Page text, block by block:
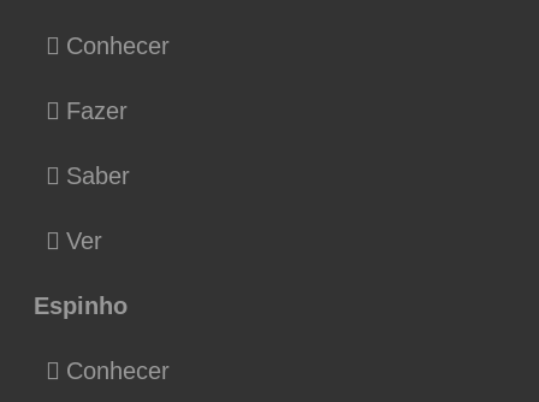
Conhecer
Fazer
Saber
Ver
Espinho
Conhecer